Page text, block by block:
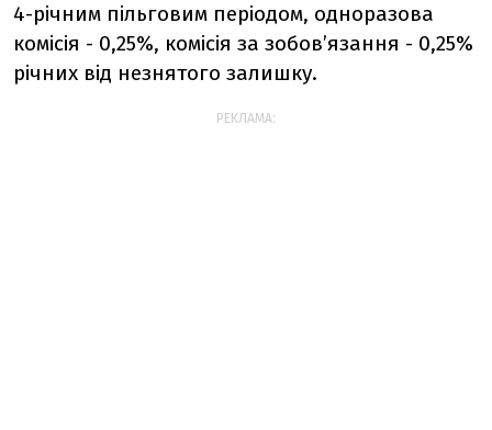
4-річним пільговим періодом, одноразова
комісія - 0,25%, комісія за зобов’язання - 0,25%
річних від незнятого залишку.
РЕКЛАМА: